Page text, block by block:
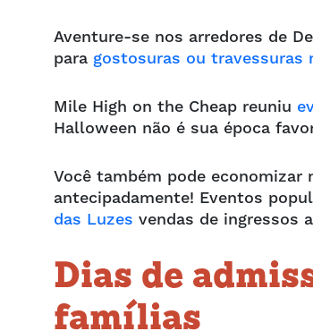
Aventure-se nos arredores de
para gostosuras ou travessuras
Mile High on the Cheap reuniu
Halloween não é sua época
Você também pode economizar
antecipadamente! Eventos
das Luzes vendas de ingressos
Dias de
famílias